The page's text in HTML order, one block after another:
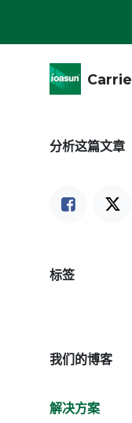
Carrie
分析这篇文章
标签
我们的博客
解决方案